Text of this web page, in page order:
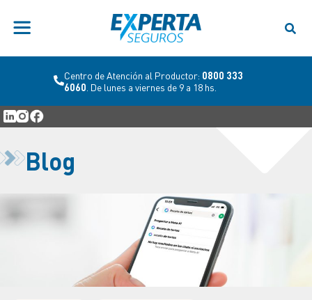
Centro de Atención al Productor: 0800 333
6060 . De lunes a viernes de 9 a 18 hs.
Blog